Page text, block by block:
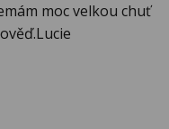
moc velkou chuť